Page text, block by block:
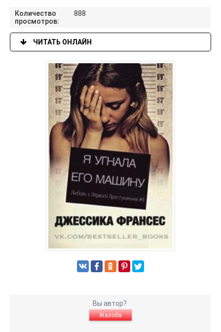
Количество
просмотров:
888
ЧИТАТЬ ОНЛАЙН
Вы автор?
Жалоба